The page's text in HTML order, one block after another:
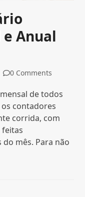
Anual
0 Comments
de todos
contadores
corrida, com
feitas
mês. Para não